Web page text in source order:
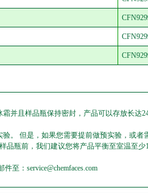
并且样品瓶保持密封，产品可以存放长达
。 但是，如果您需要提前做预实验，或
瓶前，我们建议您将产品平衡至室温至少1
至：service@chemfaces.com